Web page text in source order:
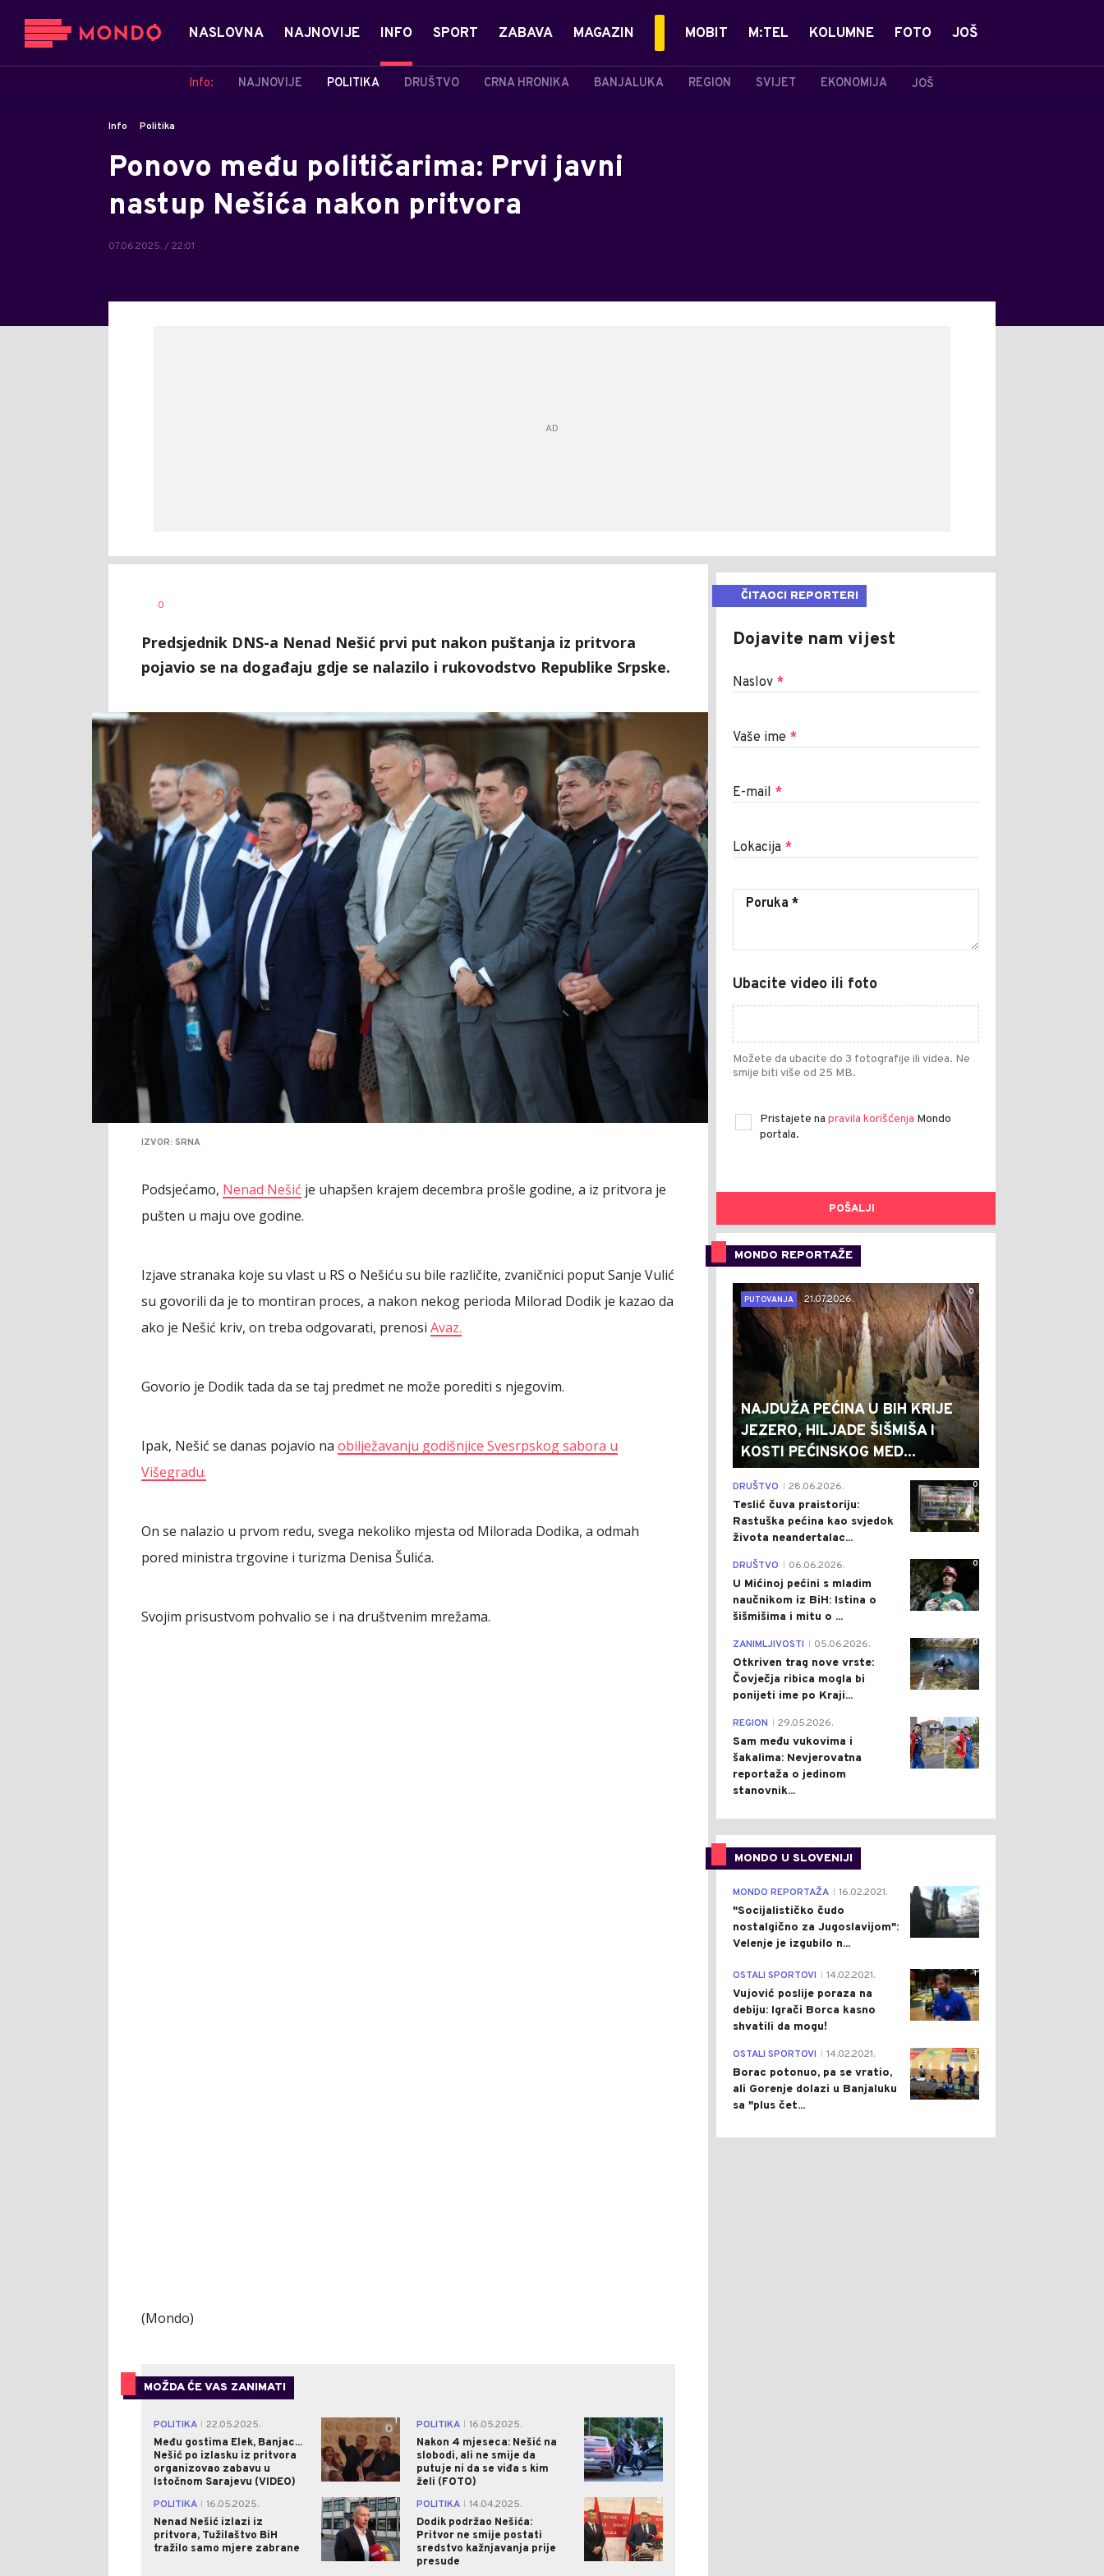
NASLOVNA NAJNOVIJE INFO
Info: NAJNOVIJE POLITIKA DRUŠTVO CRNA HRONIKA BANJALUKA REGION SVIJET EKONOMIJA JOŠ
SPORT ZABAVA MAGAZIN MOBIT M:TEL KOLUMNE FOTO JOŠ
Info Politika
Ponovo među političarima: Prvi javni
nastup Nešića nakon pritvora
07.06.2025. / 22:01
AUTOR
0
Predsjednik DNS-a Nenad Nešić prvi put nakon puštanja iz pritvora
pojavio se na događaju gdje se nalazilo i rukovodstvo Republike Srpske.
IZVOR: SRNA
Podsjećamo, Nenad Nešić je uhapšen krajem decembra prošle godine, a iz pritvora je
pušten u maju ove godine.
Izjave stranaka koje su vlast u RS o Nešiću su bile različite, zvaničnici poput Sanje Vulić
su govorili da je to montiran proces, a nakon nekog perioda Milorad Dodik je kazao da
ako je Nešić kriv, on treba odgovarati, prenosi Avaz.
Govorio je Dodik tada da se taj predmet ne može porediti s njegovim.
Ipak, Nešić se danas pojavio na obilježavanju godišnjice Svesrpskog sabora u
Višegradu.
On se nalazio u prvom redu, svega nekoliko mjesta od Milorada Dodika, a odmah
pored ministra trgovine i turizma Denisa Šulića.
Svojim prisustvom pohvalio se i na društvenim mrežama.
(Mondo)
MOŽDA ĆE VAS ZANIMATI
POLITIKA
22.05.2025.
Među gostima Elek, Banjac...
Nešić po izlasku iz pritvora
organizovao zabavu u
Istočnom Sarajevu (VIDEO)
1 POLITIKA
16.05.2025.
Nakon 4 mjeseca: Nešić na
slobodi, ali ne smije da
putuje ni da se viđa s kim
želi (FOTO)
1
POLITIKA
16.05.2025.
Nenad Nešić izlazi iz
pritvora, Tužilaštvo BiH
tražilo samo mjere zabrane
1 POLITIKA
14.04.2025.
Dodik podržao Nešića:
Pritvor ne smije postati
sredstvo kažnjavanja prije
presude
2
ČITAOCI REPORTERI
Dojavite nam vijest
Naslov *
Vaše ime *
E-mail *
Lokacija *
Ubacite video ili foto
Možete da ubacite do 3 fotografije ili videa. Ne
smije biti više od 25 MB.
Pristajete na pravila korišćenja Mondo
portala.
POŠALJI
MONDO REPORTAŽE
0
PUTOVANJA
21.07.2026.
NAJDUŽA PEĆINA U BIH KRIJE
JEZERO, HILJADE ŠIŠMIŠA I
KOSTI PEĆINSKOG MED...
0
DRUŠTVO 28.06.2026.
Teslić čuva praistoriju:
Rastuška pećina kao svjedok
života neandertalac...
0
DRUŠTVO 06.06.2026.
U Mićinoj pećini s mladim
naučnikom iz BiH: Istina o
šišmišima i mitu o ...
0
ZANIMLJIVOSTI 05.06.2026.
Otkriven trag nove vrste:
Čovječja ribica mogla bi
ponijeti ime po Kraji...
0
REGION 29.05.2026.
Sam među vukovima i
šakalima: Nevjerovatna
reportaža o jedinom
stanovnik...
MONDO U SLOVENIJI
4
MONDO REPORTAŽA 16.02.2021.
"Socijalističko čudo
nostalgično za Jugoslavijom":
Velenje je izgubilo n...
1
OSTALI SPORTOVI 14.02.2021.
Vujović poslije poraza na
debiju: Igrači Borca kasno
shvatili da mogu!
3
OSTALI SPORTOVI 14.02.2021.
Borac potonuo, pa se vratio,
ali Gorenje dolazi u Banjaluku
sa "plus čet...